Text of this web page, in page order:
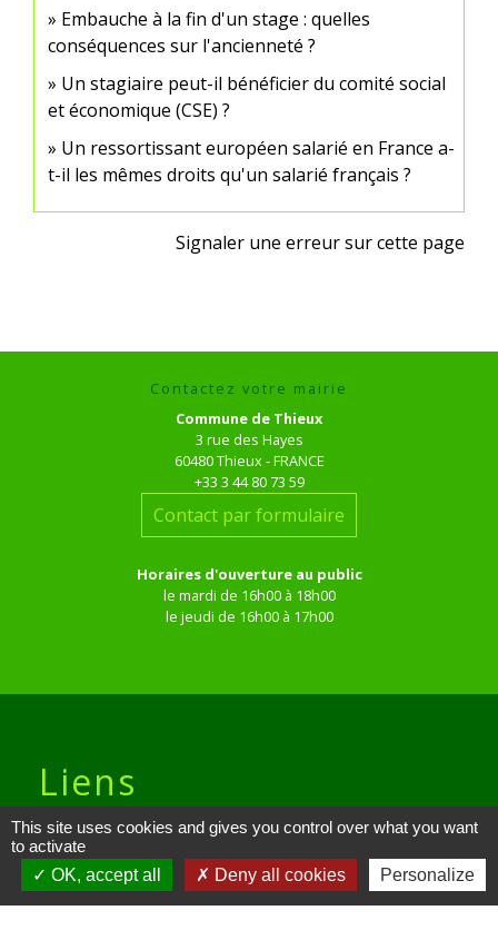
Embauche à la fin d'un stage : quelles
conséquences sur l'ancienneté ?
Un stagiaire peut-il bénéficier du comité social
et économique (CSE) ?
Un ressortissant européen salarié en France a-
t-il les mêmes droits qu'un salarié français ?
Signaler une erreur sur cette page
Contactez votre mairie
Commune de Thieux
3 rue des Hayes
60480 Thieux - FRANCE
+33 3 44 80 73 59
Contact par formulaire
Horaires d'ouverture au public
le mardi de 16h00 à 18h00
le jeudi de 16h00 à 17h00
Liens
Site réalisé par KOM Conseil
Oise mobilité
This site uses cookies and gives you control over what you want
to activate
OK, accept all
Deny all cookies Personalize